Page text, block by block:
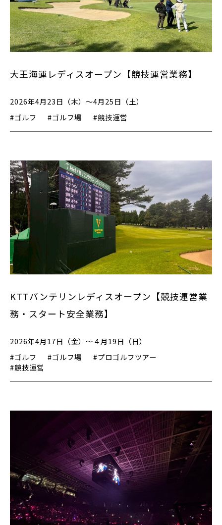
大王海運レディスオープン【競技運営業務】
2026年4月23日（木）～4月25日（土）
#ゴルフ
#ゴルフ場 #競技運営
KTTバンテリンレディスオープン【競技運営業
務・スタート安全業務】
2026年4月17日（金）～４月19日（日）
#ゴルフ
#ゴルフ場
#プロゴルフツアー
#競技運営